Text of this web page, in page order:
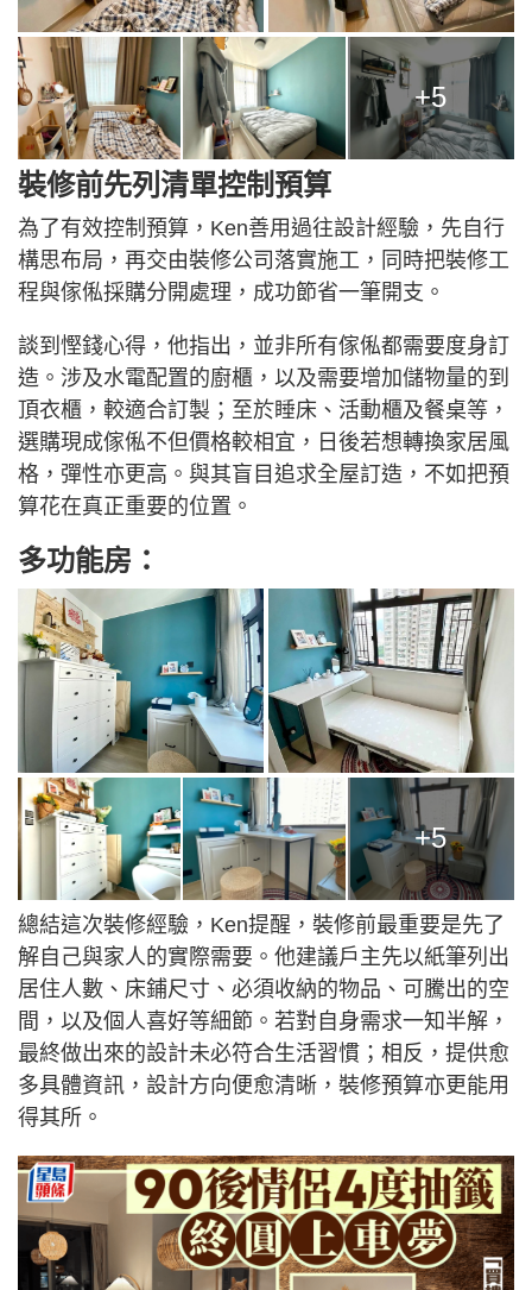
+5
裝修前先列清單控制預算
為了有效控制預算，Ken善用過往設計經驗，先自行
構思布局，再交由裝修公司落實施工，同時把裝修工
程與傢俬採購分開處理，成功節省一筆開支。
談到慳錢心得，他指出，並非所有傢俬都需要度身訂
造。涉及水電配置的廚櫃，以及需要增加儲物量的到
頂衣櫃，較適合訂製；至於睡床、活動櫃及餐桌等，
選購現成傢俬不但價格較相宜，日後若想轉換家居風
格，彈性亦更高。與其盲目追求全屋訂造，不如把預
算花在真正重要的位置。
多功能房：
+5
總結這次裝修經驗，Ken提醒，裝修前最重要是先了
解自己與家人的實際需要。他建議戶主先以紙筆列出
居住人數、床鋪尺寸、必須收納的物品、可騰出的空
間，以及個人喜好等細節。若對自身需求一知半解，
最終做出來的設計未必符合生活習慣；相反，提供愈
多具體資訊，設計方向便愈清晰，裝修預算亦更能用
得其所。